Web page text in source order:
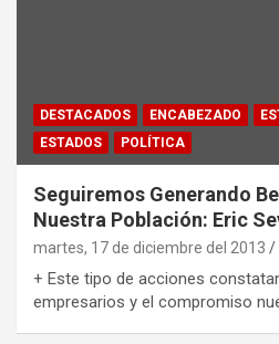
DESTACADOS ENCABEZADO
ESTADOS
POLÍTICA
Seguiremos Generando
Nuestra Población: Eric
martes, 17 de diciembre del 2013
+ Este tipo de acciones
empresarios y el compromiso